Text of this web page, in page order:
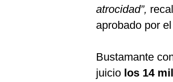
atrocidad”,
aprobado por
Bustamante
juicio los 14